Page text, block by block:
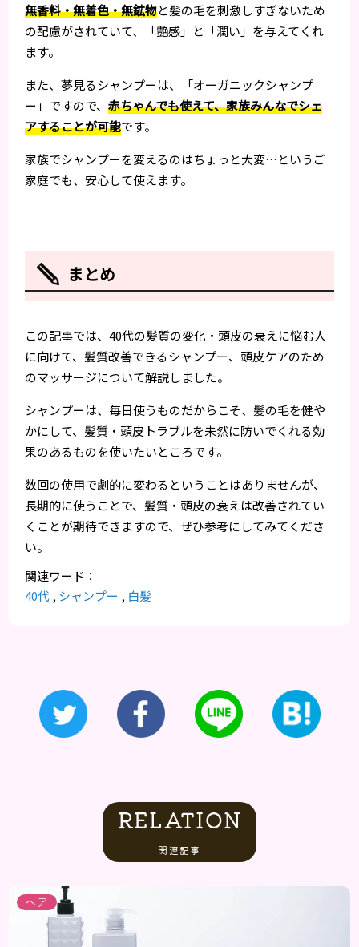
無香料・無着色・無鉱物と髪の毛を刺激しすぎないため
の配慮がされていて、「艶感」と「潤い」を与えてくれ
ます。
また、夢見るシャンプーは、「オーガニックシャンプ
ー」ですので、赤ちゃんでも使えて、家族みんなでシェ
アすることが可能です。
家族でシャンプーを変えるのはちょっと大変…というご
家庭でも、安心して使えます。
まとめ
この記事では、40代の髪質の変化・頭皮の衰えに悩む人
に向けて、髪質改善できるシャンプー、頭皮ケアのため
のマッサージについて解説しました。
シャンプーは、毎日使うものだからこそ、髪の毛を健や
かにして、髪質・頭皮トラブルを未然に防いでくれる効
果のあるものを使いたいところです。
数回の使用で劇的に変わるということはありませんが、
長期的に使うことで、髪質・頭皮の衰えは改善されてい
くことが期待できますので、ぜひ参考にしてみてくださ
い。
40代 , シャンプー , 白髪
RELATION
関連記事
ヘア